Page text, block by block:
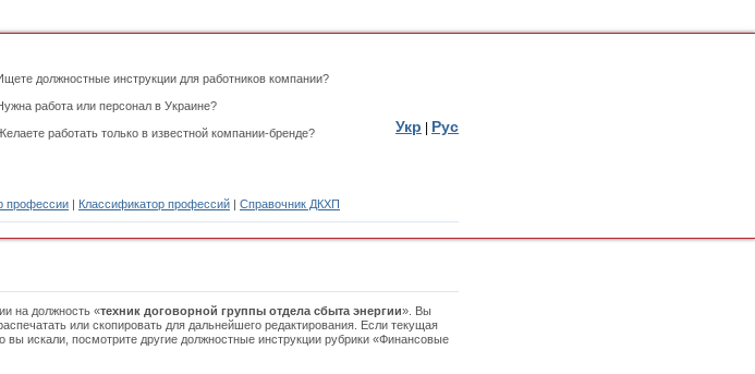
должностные инструкции для работников компании?
работа или персонал в Украине?
работать только в известной компании-бренде?
профессии | Классификатор профессий | Справочник ДКХП
Укр Рус
на должность «техник договорной группы отдела сбыта энергии». Вы
или скопировать для дальнейшего редактирования. Если текущая
вы искали, посмотрите другие должностные инструкции рубрики «Финансовые